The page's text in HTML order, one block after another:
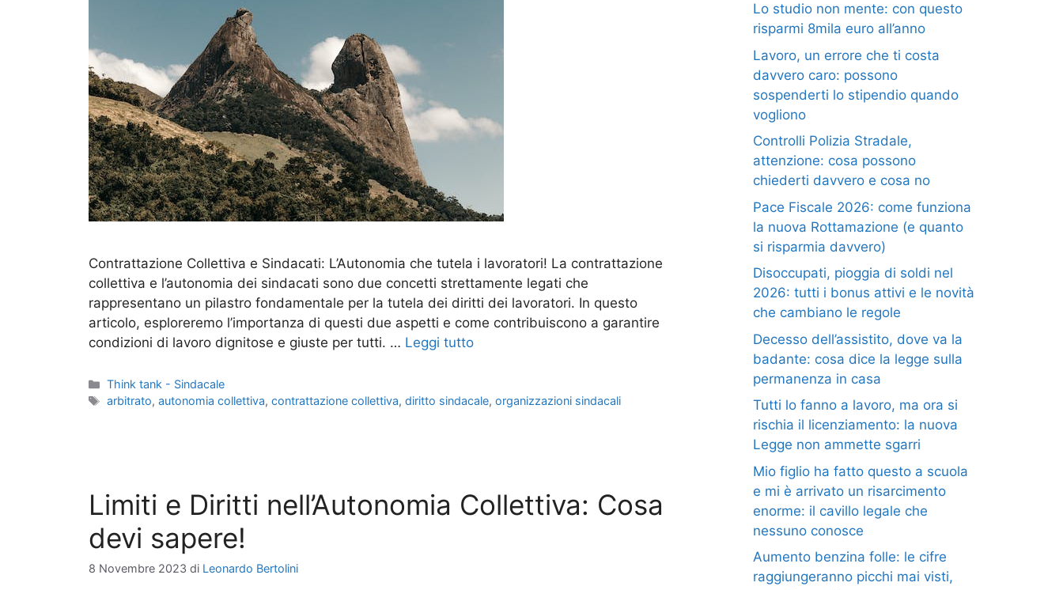
Contrattazione Collettiva e Sindacati: L’Autonomia che tutela i lavoratori! La contrattazione
collettiva e l’autonomia dei sindacati sono due concetti strettamente legati che
rappresentano un pilastro fondamentale per la tutela dei diritti dei lavoratori. In questo
articolo, esploreremo l’importanza di questi due aspetti e come contribuiscono a garantire
condizioni di lavoro dignitose e giuste per tutti. … Leggi tutto
Categorie
Think tank - Sindacale
Tag
arbitrato,autonomia collettiva,contrattazione collettiva,diritto sindacale,organizzazioni sindacali
Limiti e Diritti nell’Autonomia Collettiva: Cosa
devi sapere!
8 Novembre 2023 di Leonardo Bertolini
Lo studio non mente: con questo
risparmi 8mila euro all’anno
Lavoro, un errore che ti costa
davvero caro: possono
sospenderti lo stipendio quando
vogliono
Controlli Polizia Stradale,
attenzione: cosa possono
chiederti davvero e cosa no
Pace Fiscale 2026: come funziona
la nuova Rottamazione (e quanto
si risparmia davvero)
Disoccupati, pioggia di soldi nel
2026: tutti i bonus attivi e le novità
che cambiano le regole
Decesso dell’assistito, dove va la
badante: cosa dice la legge sulla
permanenza in casa
Tutti lo fanno a lavoro, ma ora si
rischia il licenziamento: la nuova
Legge non ammette sgarri
Mio figlio ha fatto questo a scuola
e mi è arrivato un risarcimento
enorme: il cavillo legale che
nessuno conosce
Aumento benzina folle: le cifre
raggiungeranno picchi mai visti,